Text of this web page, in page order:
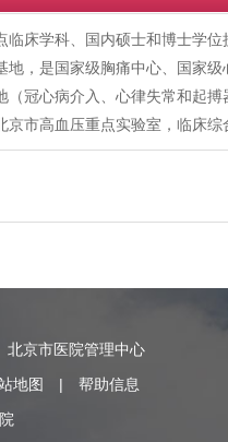
床学科、国内硕士和博士学
，是国家级胸痛中心、国家
冠心病介入、心律失常和起
市高血压重点实验室，临床综
北京市医院管理中心
地图 |
帮助信息